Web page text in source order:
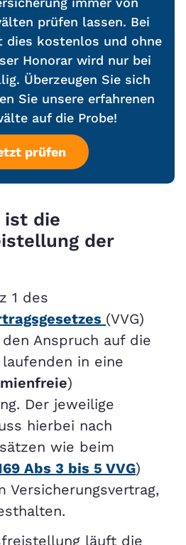
prüfen lassen. Bei
dies kostenlos und ohne
Honorar wird nur bei
Überzeugen Sie sich
Sie unsere erfahrenen
auf die Probe!
prüfen
ist die
der
1 des
(VVG)
Anspruch auf die
in eine
)
Der jeweilige
hierbei nach
wie beim
Abs 3 bis 5 VVG)
Versicherungsvertrag,
läuft die